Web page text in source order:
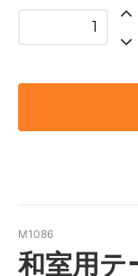
M1086
和室用テ